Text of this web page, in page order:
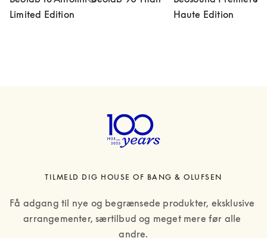
Limited Edition
Haute Edition
TILMELD DIG HOUSE OF BANG & OLUFSEN
Få adgang til nye og begrænsede produkter, eksklusive
arrangementer, særtilbud og meget mere før alle
andre.